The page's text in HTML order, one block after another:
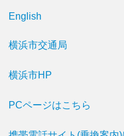
English
横浜市交通局
横浜市HP
PCページはこちら